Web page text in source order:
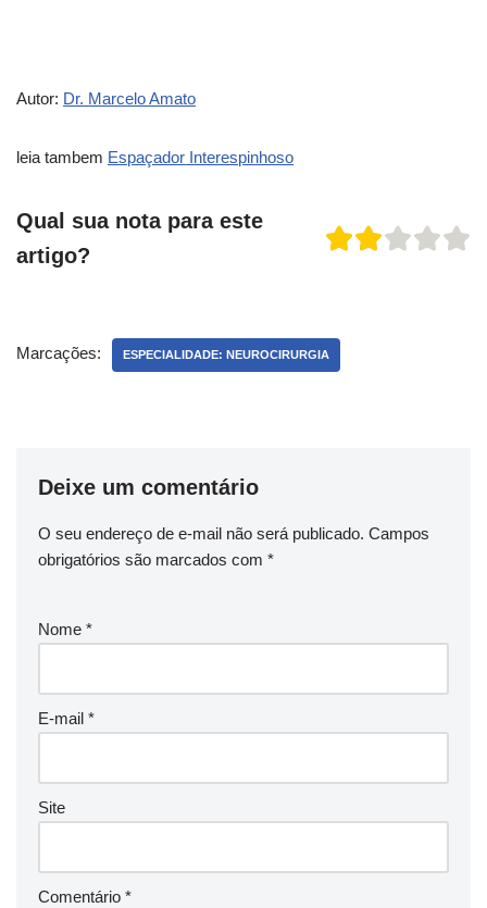
Autor: Dr. Marcelo Amato
leia tambem Espaçador Interespinhoso
Qual sua nota para este
artigo?
Marcações: ESPECIALIDADE: NEUROCIRURGIA
Deixe um comentário
O seu endereço de e-mail não será publicado. Campos
obrigatórios são marcados com *
Nome *
E-mail *
Site
Comentário *